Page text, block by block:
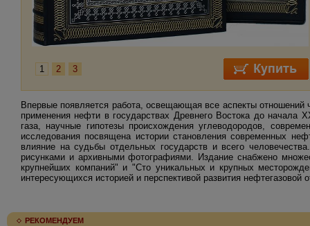
1 2 3
Впервые появляется работа, освещающая все аспекты отношений
применения нефти в государствах Древнего Востока до начала
газа, научные гипотезы происхождения углеводородов,
исследования посвящена истории становления современных
влияние на судьбы отдельных государств и всего
рисунками и архивными фотографиями. Издание снабжено
крупнейших компаний" и "Сто уникальных и крупных
интересующихся историей и перспективой развития нефтегазовой
РЕКОМЕНДУЕМ